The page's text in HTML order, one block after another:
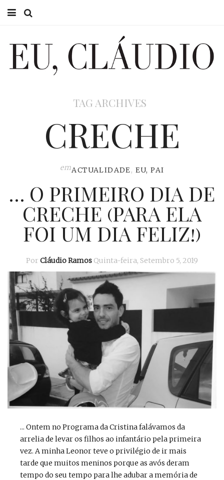
EU CLÁUDIO
TAG ARCHIVES
CRECHE
emACTUALIDADE, EU, PAI
… O PRIMEIRO DIA DE
CRECHE (PARA ELA
FOI UM DIA FELIZ!)
Por Cláudio Ramos Quinta-feira, Setembro 5, 2019
... Ontem no Programa da Cristina falávamos da
arrelia de levar os filhos ao infantário pela primeira
vez. A minha Leonor teve o privilégio de ir mais
tarde que muitos meninos porque as avós deram
tempo do seu tempo para lhe adubar a memória de